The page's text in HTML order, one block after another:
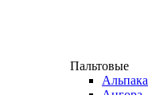
Пальтовые
Альпака